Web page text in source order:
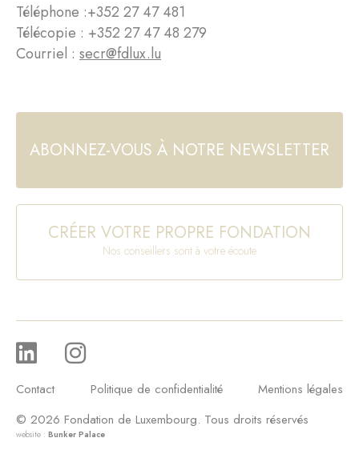
Téléphone :+352 27 47 481
Télécopie : +352 27 47 48 279
Courriel : secr@fdlux.lu
ABONNEZ-VOUS À NOTRE NEWSLETTER
CRÉER VOTRE PROPRE FONDATION
Nos conseillers sont à votre écoute
Contact Politique de confidentialité
Mentions légales
© 2026 Fondation de Luxembourg. Tous droits réservés
website : Bunker Palace